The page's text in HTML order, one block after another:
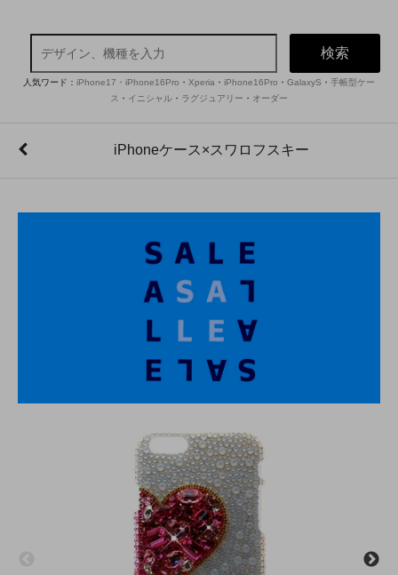
検索
人気ワード： iPhone17・iPhone16Pro ・ Xperia ・ iPhone16Pro ・ GalaxyS ・ 手帳型ケー
ス ・ イニシャル ・ ラグジュアリー ・ オーダー
iPhoneケース×スワロフスキー